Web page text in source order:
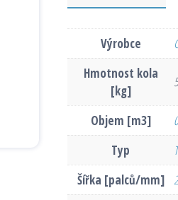
Výrobce
Hmotnost kola
[kg]
Objem [m3]
Typ
Šířka [palců/mm]